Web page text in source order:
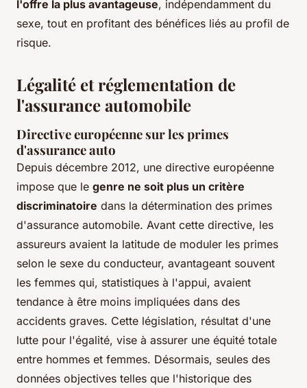
l'offre la plus avantageuse, indépendamment du
sexe, tout en profitant des bénéfices liés au profil de
risque.
Légalité et réglementation de
l'assurance automobile
Directive européenne sur les primes
d'assurance auto
Depuis décembre 2012, une directive européenne
impose que le genre ne soit plus un critère
discriminatoire dans la détermination des primes
d'assurance automobile. Avant cette directive, les
assureurs avaient la latitude de moduler les primes
selon le sexe du conducteur, avantageant souvent
les femmes qui, statistiques à l'appui, avaient
tendance à être moins impliquées dans des
accidents graves. Cette législation, résultat d'une
lutte pour l'égalité, vise à assurer une équité totale
entre hommes et femmes. Désormais, seules des
données objectives telles que l'historique des